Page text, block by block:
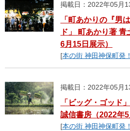
掲載日：2022年05月
「町あかりの『男
ド」 町あかり著
6月15日展示）
[本の街 神田神保町発
掲載日：2022年05月
「ビッグ・ゴッド
誠信書房（2022年5
[本の街 神田神保町発